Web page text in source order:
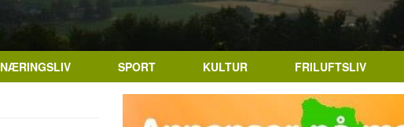
NÆRINGSLIV SPORT KULTUR FRILUFTSLIV